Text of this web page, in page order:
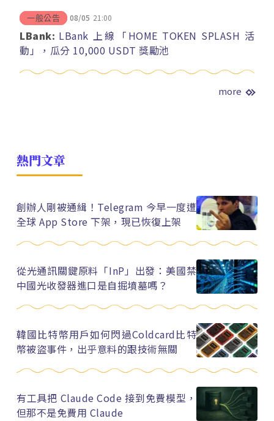
一般公告 08/05 21:00
LBank: LBank 上線「HOME TOKEN SPLASH 活
動」，瓜分 10,000 USDT 獎勵池
more
熱門文章
創辦人剛被通緝！Telegram 今早一度遭
全球 App Store 下架，現已恢復上架
從光通訊關鍵原料「InP」出發：美國禁
中國光收發器進口是自掘墳墓嗎？
韓國比特幣用戶如何閃過Coldcard比特
幣被盜事件，出乎意料的跟技術無關
有工具把 Claude Code 接到免費模型，
但那不是免費用 Claude